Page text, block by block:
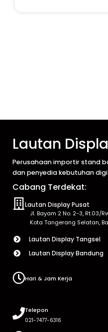
Lautan
Perusahaan importir stand
dan penyedia kebutuhan
Cabang Terdekat:
Lautan Display Pusat
Jl. Bayam 2 No. 2-3, Rt.03/
Kota Tangerang Selatan,
Lautan Display Tangsel
Lautan Display Bandung
Hari & Jam Kerja
Telepon
021-7477-6316